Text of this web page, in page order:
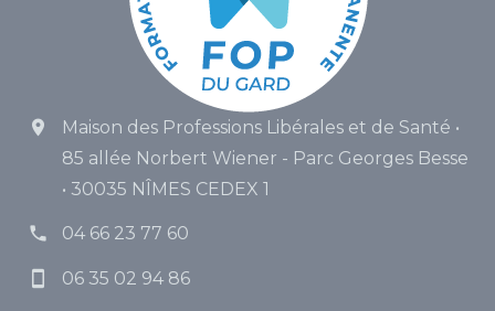
Maison des Professions Libérales et de Santé •
85 allée Norbert Wiener - Parc Georges Besse
• 30035 NÎMES CEDEX 1
04 66 23 77 60
06 35 02 94 86